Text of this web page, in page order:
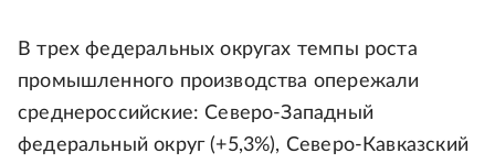
В трех федеральных округах темпы роста
промышленного производства опережали
среднероссийские: Северо-Западный
федеральный округ (+5,3%), Северо-Кавказский